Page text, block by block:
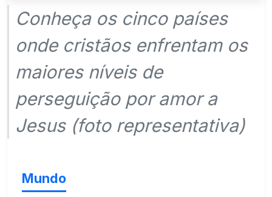
Conheça os cinco países
onde cristãos enfrentam os
maiores níveis de
perseguição por amor a
Jesus (foto representativa)
Mundo